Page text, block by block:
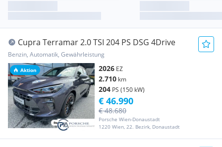
Aktion
Cupra Terramar 2.0 TSI 204 PS DSG 4Drive
Benzin, Automatik, Gewährleistung
2026 EZ
2.710 km
204 PS (150 kW)
Porsche Wien-Donaustadt
1220 Wien, 22. Bezirk, Donaustadt
€ 48.680
€ 46.990